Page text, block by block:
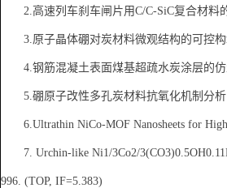
2.高速列车刹车闸片用C/C-SiC复合材
3.原子晶体硼对炭材料微观结构的可控
4.钢筋混凝土表面煤基超疏水炭涂层的
5.硼原子改性多孔炭材料抗氧化机制分
6.Ultrathin NiCo-MOF Nanosheets for
7. Urchin-like Ni1/3Co2/
996. (TOP, IF=5.383)